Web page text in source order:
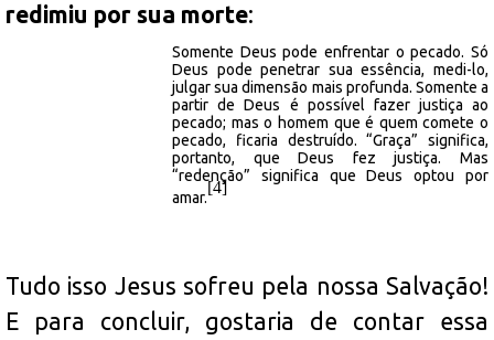
redimiu por sua morte:
Somente Deus pode enfrentar o pecado. Só
Deus pode penetrar sua essência, medi-lo,
julgar sua dimensão mais profunda. Somente a
partir de Deus é possível fazer justiça ao
pecado; mas o homem que é quem comete o
pecado, ficaria destruído. “Graça” significa,
portanto, que Deus fez justiça. Mas
“redenção” significa que Deus optou por
amar.
[4]
Tudo isso Jesus sofreu pela nossa Salvação!
E para concluir, gostaria de contar essa